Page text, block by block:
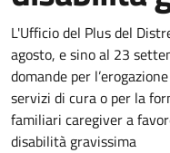
Dettagli
L'Ufficio del Plus del
agosto, e sino al 23
domande per
servizi di cura o per la
familiari caregiver a
disabilità gravissima